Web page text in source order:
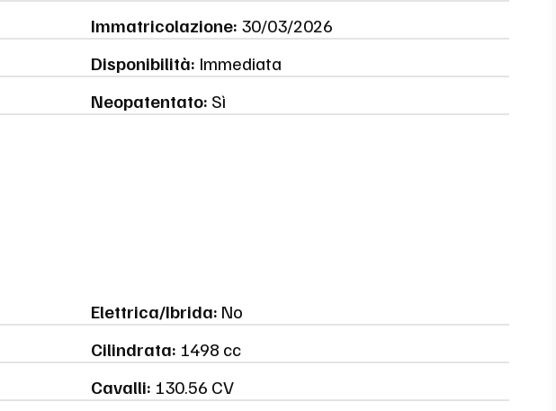
Immatricolazione: 30/03/2026
Disponibilità: Immediata
Neopatentato: Sì
Elettrica/Ibrida: No
Cilindrata: 1498 cc
Cavalli: 130.56 CV